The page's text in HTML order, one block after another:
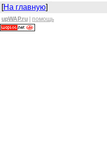
[На главную]
upWAP.ru помощь